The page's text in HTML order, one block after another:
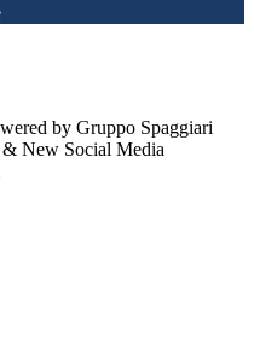
by Gruppo Spaggiari
New Social Media